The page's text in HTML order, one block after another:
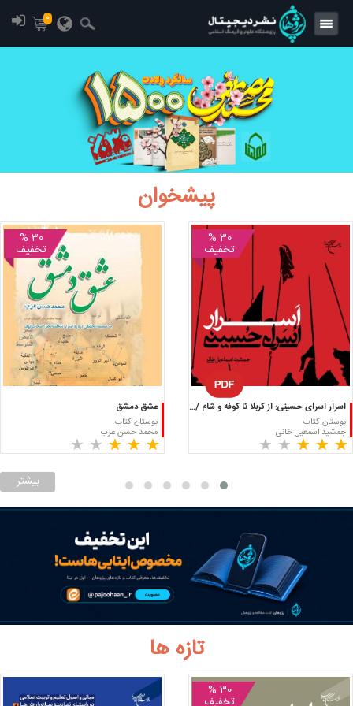
0
پیشخوان
30 %
تخفیف
اسرار اسرای حسینی: از کربلا تا کوفه و شام / جلد دوم
بوستان کتاب
جمشید اسمعیل خانی
(*)
★
★
(*)
★
★
(*)
★
★
(
)
★
★
(
)
★
★
30 %
تخفیف
عشق دمشق
بوستان کتاب
محمد حسن عرب
(*)
★
★
(*)
★
★
(*)
★
★
(
)
★
★
(
)
★
★
بیشتر
تازه ها
30 %
تخفیف